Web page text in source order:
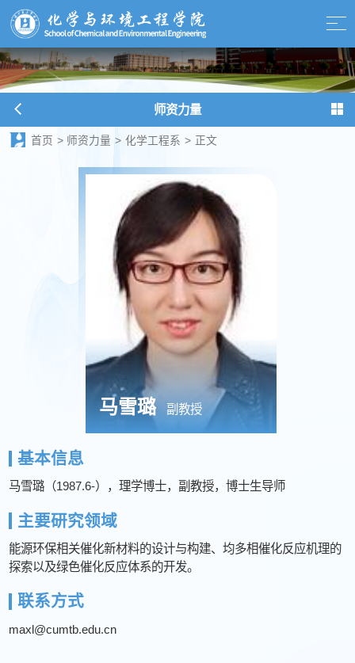
师资力量
首页 > 师资力量 > 化学工程系 > 正文
马雪璐 副教授
基本信息
马雪璐（1987.6-），理学博士，副教授，博士生导师
主要研究领域
能源环保相关催化新材料的设计与构建、均多相催化反应机理的
探索以及绿色催化反应体系的开发。
联系方式
maxl@cumtb.edu.cn